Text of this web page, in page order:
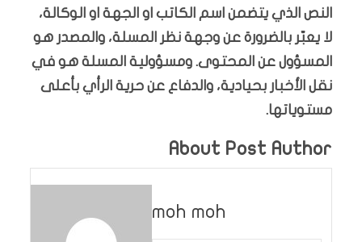
النص الذي يتضمن اسم الكاتب او الجهة او الوكالة،
لا يعبّر بالضرورة عن وجهة نظر المسلة، والمصدر هو
المسؤول عن المحتوى. ومسؤولية المسلة هو في
نقل الأخبار بحيادية، والدفاع عن حرية الرأي بأعلى
مستوياتها.
About Post Author
moh moh